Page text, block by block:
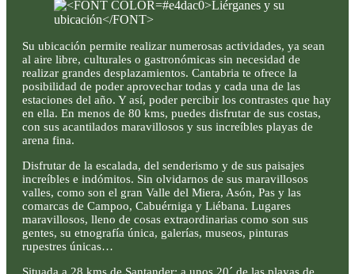
Su ubicación permite realizar numerosas actividades, ya sean
al aire libre, culturales o gastronómicas sin necesidad de
realizar grandes desplazamientos. Cantabria te ofrece la
posibilidad de poder aprovechar todas y cada una de las
estaciones del año. Y así, poder percibir los contrastes que hay
en ella. En menos de 80 kms, puedes disfrutar de sus costas,
con sus acantilados maravillosos y sus increíbles playas de
arena fina.
Disfrutar de la escalada, del senderismo y de sus paisajes
increíbles e indómitos. Sin olvidarnos de sus maravillosos
valles, como son el gran Valle del Miera, Asón, Pas y las
comarcas de Campoo, Cabuérniga y Liébana. Lugares
maravillosos, lleno de cosas extraordinarias como son sus
gentes, su etnografía única, galerías, museos, pinturas
rupestres únicas…